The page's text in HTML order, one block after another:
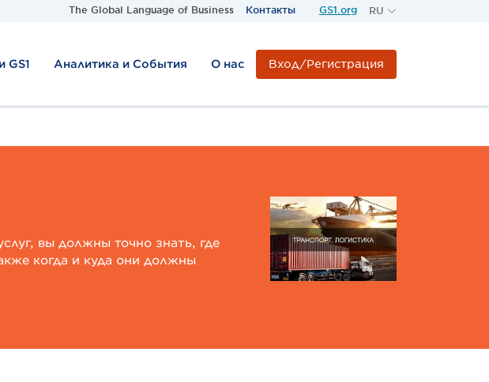
The Global Language of Business Контакты GS1.org
RU
GS1 Аналитика и События О нас Вход/Регистрация
вы должны точно знать, где
когда и куда они должны